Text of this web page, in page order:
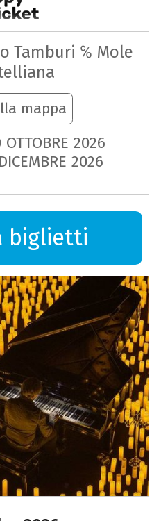
Tamburi ℅ Mole
mappa
OTTOBRE 2026
DICEMBRE 2026
biglietti